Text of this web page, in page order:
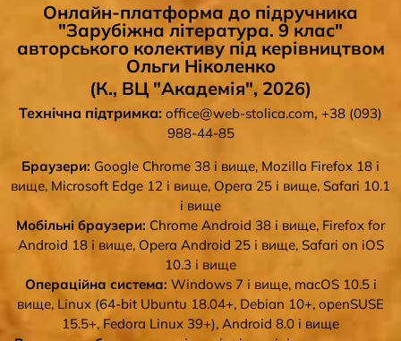
Онлайн-платформа до підручника
"Зарубіжна література. 9 клас"
авторського колективу під керівництвом
Ольги Ніколенко
(К., ВЦ "Академія", 2026)
Технічна підтримка: office@web-stolica.com, +38 (093)
988-44-85
Браузери: Google Chrome 38 і вище, Mozilla Firefox 18 і
вище, Microsoft Edge 12 і вище, Opera 25 і вище, Safari 10.1
і вище
Мобільні браузери: Chrome Android 38 і вище, Firefox for
Android 18 і вище, Opera Android 25 і вище, Safari on iOS
10.3 і вище
Операційна система: Windows 7 і вище, macOS 10.5 і
вище, Linux (64-bit Ubuntu 18.04+, Debian 10+, openSUSE
15.5+, Fedora Linux 39+), Android 8.0 і вище